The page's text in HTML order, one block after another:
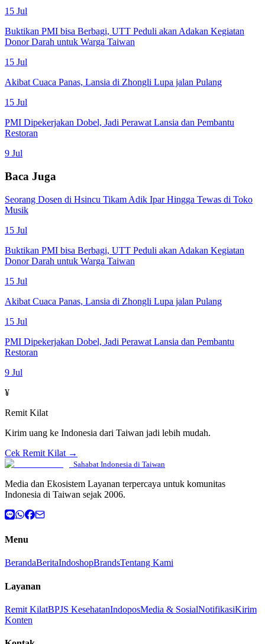
15 Jul
Buktikan PMI bisa Berbagi, UTT Peduli akan Adakan Kegiatan
Donor Darah untuk Warga Taiwan
15 Jul
Akibat Cuaca Panas, Lansia di Zhongli Lupa jalan Pulang
15 Jul
PMI Dipekerjakan Dobel, Jadi Perawat Lansia dan Pembantu
Restoran
9 Jul
Baca Juga
Seorang Dosen di Hsincu Tikam Adik Ipar Hingga Tewas di Toko
Musik
15 Jul
Buktikan PMI bisa Berbagi, UTT Peduli akan Adakan Kegiatan
Donor Darah untuk Warga Taiwan
15 Jul
Akibat Cuaca Panas, Lansia di Zhongli Lupa jalan Pulang
15 Jul
PMI Dipekerjakan Dobel, Jadi Perawat Lansia dan Pembantu
Restoran
9 Jul
¥
Remit Kilat
Kirim uang ke Indonesia dari Taiwan jadi lebih mudah.
Cek Remit Kilat →
Sahabat Indonesia di Taiwan
Media dan Ekosistem Layanan terpercaya untuk komunitas
Indonesia di Taiwan sejak 2006.
Menu
BerandaBeritaIndoshopBrandsTentang Kami
Layanan
Remit KilatBPJS KesehatanIndoposMedia & SosialNotifikasiKirim
Konten